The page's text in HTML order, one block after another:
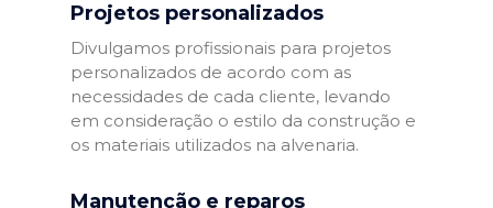
Projetos personalizados
Divulgamos profissionais para projetos
personalizados de acordo com as
necessidades de cada cliente, levando
em consideração o estilo da construção e
os materiais utilizados na alvenaria.
Manutenção e reparos